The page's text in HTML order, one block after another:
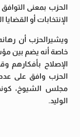
الحزب بمعنى
الإنتخابات أو القضايا
ويشيرالحزب أن
خاصة أنه يضم بين
الإصلاح بأفكارهم
الحزب وافق على
مجلس الشيوخ، كونها
الوليد.